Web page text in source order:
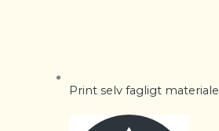
Print selv fagligt materiale